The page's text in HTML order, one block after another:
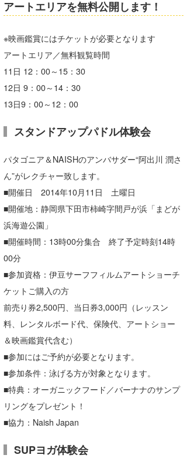
アートエリアを無料公開します！
※映画鑑賞にはチケットが必要となります
アートエリア／無料観覧時間
11日 12：00～15：30
12日 9：00～14：30
13日9：00～12：00
スタンドアップパドル体験会
パタゴニア＆NAISHのアンバサダー“阿出川 潤さ
ん”がレクチャー致します。
■開催日 2014年10月11日 土曜日
■開催地：静岡県下田市柿崎字間戸が浜「まどが
浜海遊公園」
■開催時間：13時00分集合 終了予定時刻14時
00分
■参加資格：伊豆サーフフィルムアートショーチ
ケットご購入の方
前売り券2,500円、当日券3,000円（レッスン
料、レンタルボード代、保険代、アートショー
＆映画鑑賞代含む）
■参加にはご予約が必要となります。
■参加条件：泳げる方が対象となります。
■特典：オーガニックフード／バーナナのサンプ
リングをプレゼント！
■協力：Naish Japan
SUPヨガ体験会